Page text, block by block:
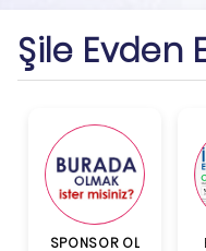
Şile Evden
SPONSOR OL